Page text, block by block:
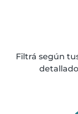
Filtrá según